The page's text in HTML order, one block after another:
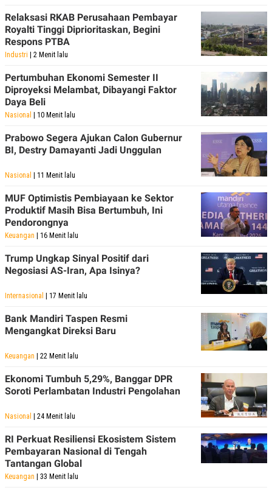
Relaksasi RKAB Perusahaan Pembayar
Royalti Tinggi Diprioritaskan, Begini
Respons PTBA
Industri | 2 Menit lalu
Pertumbuhan Ekonomi Semester II
Diproyeksi Melambat, Dibayangi Faktor
Daya Beli
Nasional | 10 Menit lalu
Prabowo Segera Ajukan Calon Gubernur
BI, Destry Damayanti Jadi Unggulan
Nasional | 11 Menit lalu
MUF Optimistis Pembiayaan ke Sektor
Produktif Masih Bisa Bertumbuh, Ini
Pendorongnya
Keuangan | 16 Menit lalu
Trump Ungkap Sinyal Positif dari
Negosiasi AS-Iran, Apa Isinya?
Internasional | 17 Menit lalu
Bank Mandiri Taspen Resmi
Mengangkat Direksi Baru
Keuangan | 22 Menit lalu
Ekonomi Tumbuh 5,29%, Banggar DPR
Soroti Perlambatan Industri Pengolahan
Nasional | 24 Menit lalu
RI Perkuat Resiliensi Ekosistem Sistem
Pembayaran Nasional di Tengah
Tantangan Global
Keuangan | 33 Menit lalu